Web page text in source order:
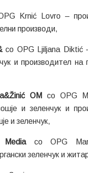
Krnić Lovro –
производи,
со OPG Ljiljana Diktić
и производител на
OM
со OPG
и зеленчук и
и зеленчук,
Mediaсо OPG
зеленчук и